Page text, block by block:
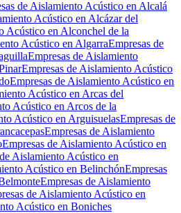
de Aislamiento Acústico en Alcalá
Acústico en Alcázar del
Acústico en Alconchel de la
Acústico en AlgarraEmpresas de
Empresas de Aislamiento
Empresas de Aislamiento Acústico
Empresas de Aislamiento Acústico en
Acústico en Arcas del
Acústico en Arcos de la
Acústico en ArguisuelasEmpresas de
Empresas de Aislamiento
Empresas de Aislamiento Acústico en
Aislamiento Acústico en
Acústico en BelinchónEmpresas
Empresas de Aislamiento
de Aislamiento Acústico en
Acústico en Boniches